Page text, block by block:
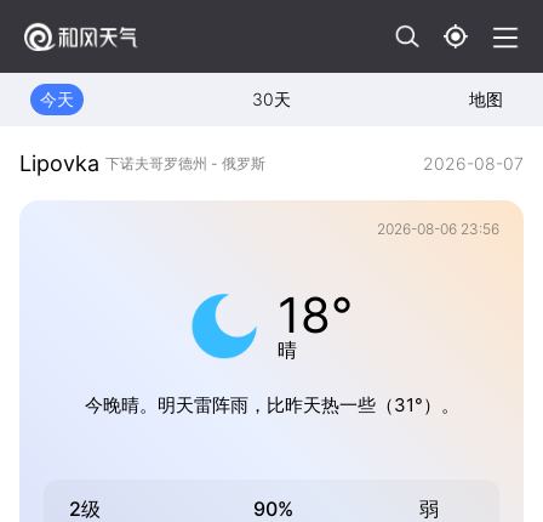
今天 30天 地图
Lipovka 下诺夫哥罗德州 - 俄罗斯 2026-08-07
2026-08-06 23:56
18°
晴
今晚晴。明天雷阵雨，比昨天热一些（31°）。
2级 90% 弱